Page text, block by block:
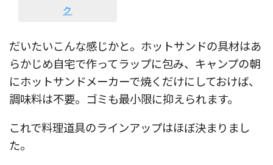
ク
だいたいこんな感じかと。ホットサンドの具材はあ
らかじめ自宅で作ってラップに包み、キャンプの朝
にホットサンドメーカーで焼くだけにしておけば、
調味料は不要。ゴミも最小限に抑えられます。
これで料理道具のラインアップはほぼ決まりまし
た。